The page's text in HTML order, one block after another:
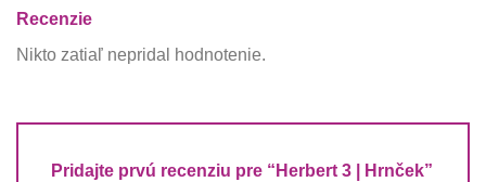
Recenzie
Nikto zatiaľ nepridal hodnotenie.
Pridajte prvú recenziu pre “Herbert 3 | Hrnček”